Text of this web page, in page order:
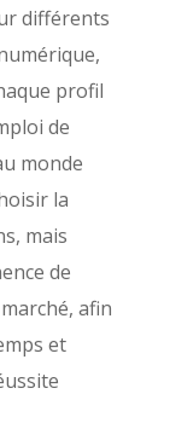
différents
profil
de
monde
la
mais
de
afin
et